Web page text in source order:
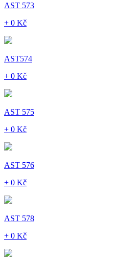
AST 573
+ 0 Kč
AST574
+ 0 Kč
AST 575
+ 0 Kč
AST 576
+ 0 Kč
AST 578
+ 0 Kč